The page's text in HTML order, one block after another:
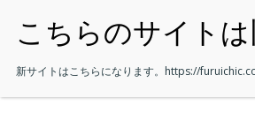
新サイトはこちらになります。 https://